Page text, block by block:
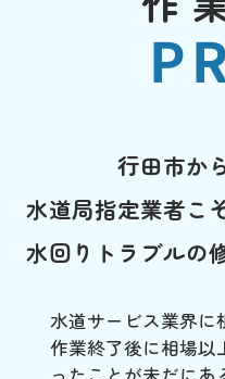
行田市か
水道局指定業者こ
水回りトラブルの
水道サービス業界に
作業終了後に相場以